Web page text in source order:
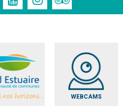
WEBCAMS